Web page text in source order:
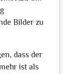
Bilder zu
dass der
ist als